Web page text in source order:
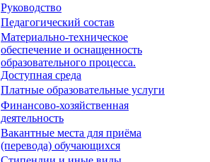
Руководство
Педагогический состав
Материально-техническое
обеспечение и оснащенность
образовательного процесса.
Доступная среда
Платные образовательные услуги
Финансово-хозяйственная
деятельность
Вакантные места для приёма
(перевода) обучающихся